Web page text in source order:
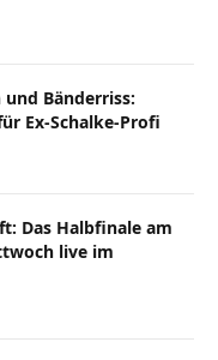
Bänderriss:
Ex-Schalke-Profi
Das Halbfinale am
live im